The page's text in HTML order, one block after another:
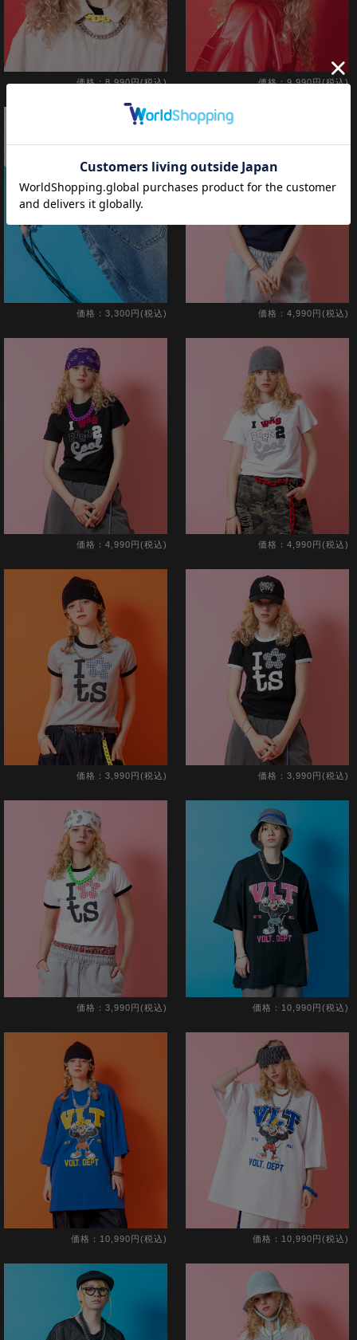
価格：8,990円(税込) 価格：9,990円(税込)
価格：3,300円(税込) 価格：4,990円(税込)
価格：4,990円(税込) 価格：4,990円(税込)
価格：3,990円(税込) 価格：3,990円(税込)
価格：3,990円(税込) 価格：10,990円(税込)
価格：10,990円(税込) 価格：10,990円(税込)